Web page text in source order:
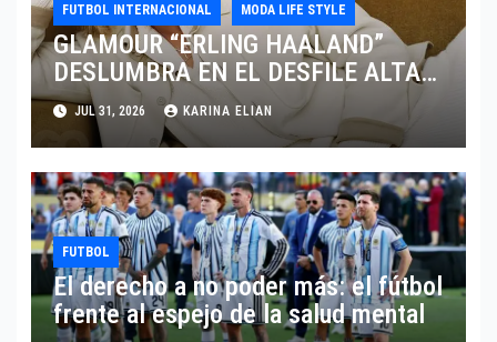
FUTBOL INTERNACIONAL MODA LIFE STYLE
GLAMOUR “ERLING HAALAND”
DESLUMBRA EN EL DESFILE ALTA
SARTORIA DE DOLCE & GABBANA
TRAS EL MUNDIAL 2026
JUL 31, 2026 KARINA ELIAN
FUTBOL
El derecho a no poder más: el fútbol
frente al espejo de la salud mental